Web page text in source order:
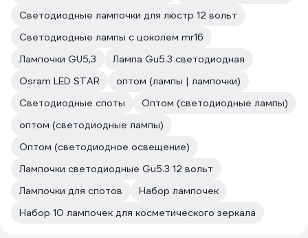
Светодиодные лампочки для люстр 12 вольт
Светодиодные лампы с цоколем mr16
Лампочки GU5,3
Лампа Gu5.3 светодиодная
Osram LED STAR
оптом (лампы | лампочки)
Светодиодные споты
Оптом (светодиодные лампы)
оптом (светодиодные лампы)
Оптом (светодиодное освещение)
Лампочки светодиодные Gu5.3 12 вольт
Лампочки для спотов
Набор лампочек
Набор 10 лампочек для косметического зеркала